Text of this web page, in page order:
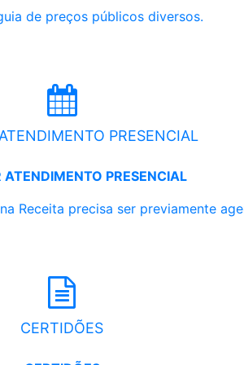
de preços públicos diversos.
PRESENCIAL
ATENDIMENTO PRESENCIAL
Receita precisa ser previamente
CERTIDÕES